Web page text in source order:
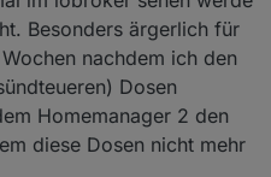
Besonders ärgerlich für
nachdem ich den
Dosen
Homemanager 2 den
diese Dosen nicht mehr